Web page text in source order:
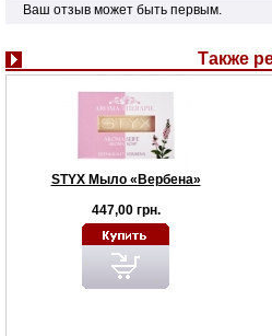
Ваш отзыв может быть первым.
Также
STYX Мыло «Вербена»
447,00 грн.